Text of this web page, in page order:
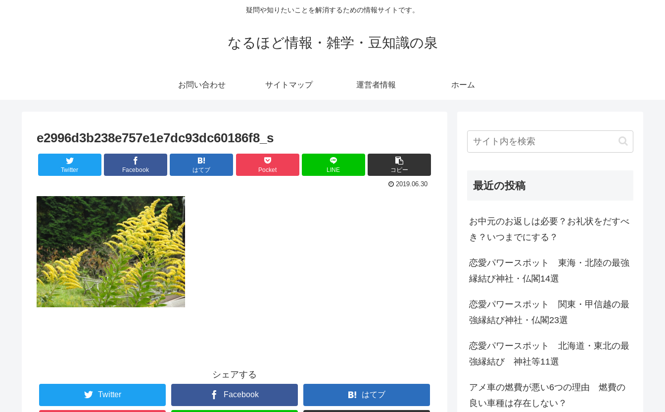
疑問や知りたいことを解消するための情報サイトです。
なるほど情報・雑学・豆知識の泉
お問い合わせ サイトマップ 運営者情報 ホーム
e2996d3b238e757e1e7dc93dc60186f8_s
Twitter Facebook はてブ Pocket LINE コピー
2019.06.30
シェアする
Twitter Facebook はてブ
最近の投稿
お中元のお返しは必要？お礼状をだすべ
き？いつまでにする？
恋愛パワースポット 東海・北陸の最強
縁結び神社・仏閣14選
恋愛パワースポット 関東・甲信越の最
強縁結び神社・仏閣23選
恋愛パワースポット 北海道・東北の最
強縁結び 神社等11選
アメ車の燃費が悪い6つの理由 燃費の
良い車種は存在しない？